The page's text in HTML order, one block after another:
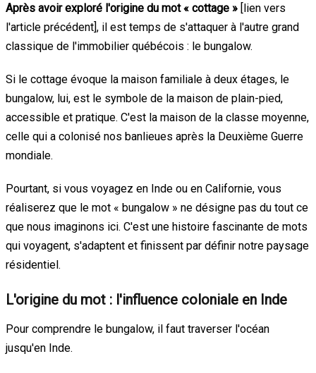
Après avoir exploré l'origine du mot « cottage » [lien vers
l'article précédent], il est temps de s'attaquer à l'autre grand
classique de l'immobilier québécois : le bungalow.
Si le cottage évoque la maison familiale à deux étages, le
bungalow, lui, est le symbole de la maison de plain-pied,
accessible et pratique. C'est la maison de la classe moyenne,
celle qui a colonisé nos banlieues après la Deuxième Guerre
mondiale.
Pourtant, si vous voyagez en Inde ou en Californie, vous
réaliserez que le mot « bungalow » ne désigne pas du tout ce
que nous imaginons ici. C'est une histoire fascinante de mots
qui voyagent, s'adaptent et finissent par définir notre paysage
résidentiel.
L'origine du mot : l'influence coloniale en Inde
Pour comprendre le bungalow, il faut traverser l'océan
jusqu'en Inde.